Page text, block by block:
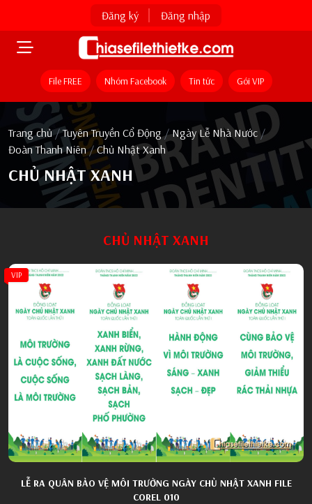
Đăng ký Đăng nhập
File FREE Nhóm Facebook Tin tức Gói VIP
Trang chủ / Tuyên Truyền Cổ Động / Ngày Lễ Nhà Nước /
Đoàn Thanh Niên / Chủ Nhật Xanh
CHỦ NHẬT XANH
CHỦ NHẬT XANH
VIP
LỄ RA QUÂN BẢO VỆ MÔI TRƯỜNG NGÀY CHỦ NHẬT XANH FILE
COREL 010